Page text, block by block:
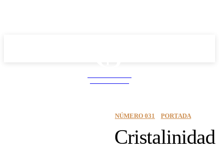
NÚMERO 031 PORTADA
Cristalinidad